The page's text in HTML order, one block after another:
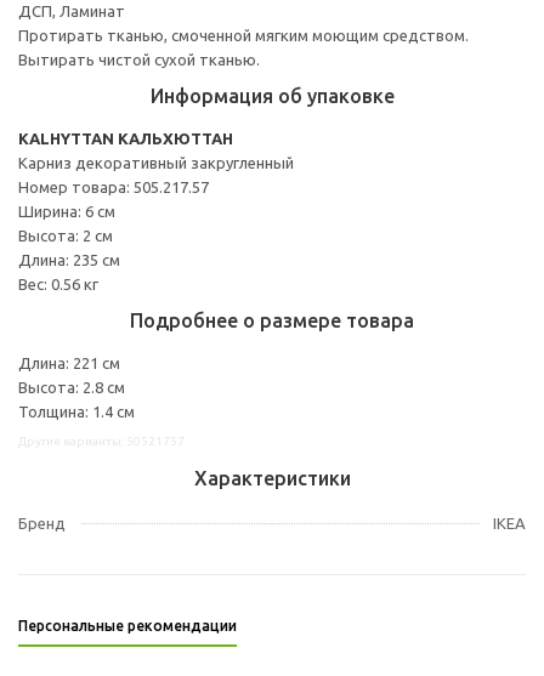
ДСП, Ламинат
Протирать тканью, смоченной мягким моющим средством.
Вытирать чистой сухой тканью.
Информация об упаковке
KALHYTTAN КАЛЬХЮТТАН
Карниз декоративный закругленный
Номер товара: 505.217.57
Ширина: 6 см
Высота: 2 см
Длина: 235 см
Вес: 0.56 кг
Подробнее о размере товара
Длина: 221 см
Высота: 2.8 см
Толщина: 1.4 см
Характеристики
Бренд IKEA
Персональные рекомендации